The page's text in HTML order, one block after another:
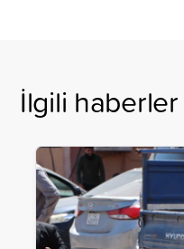
İlgili haberler